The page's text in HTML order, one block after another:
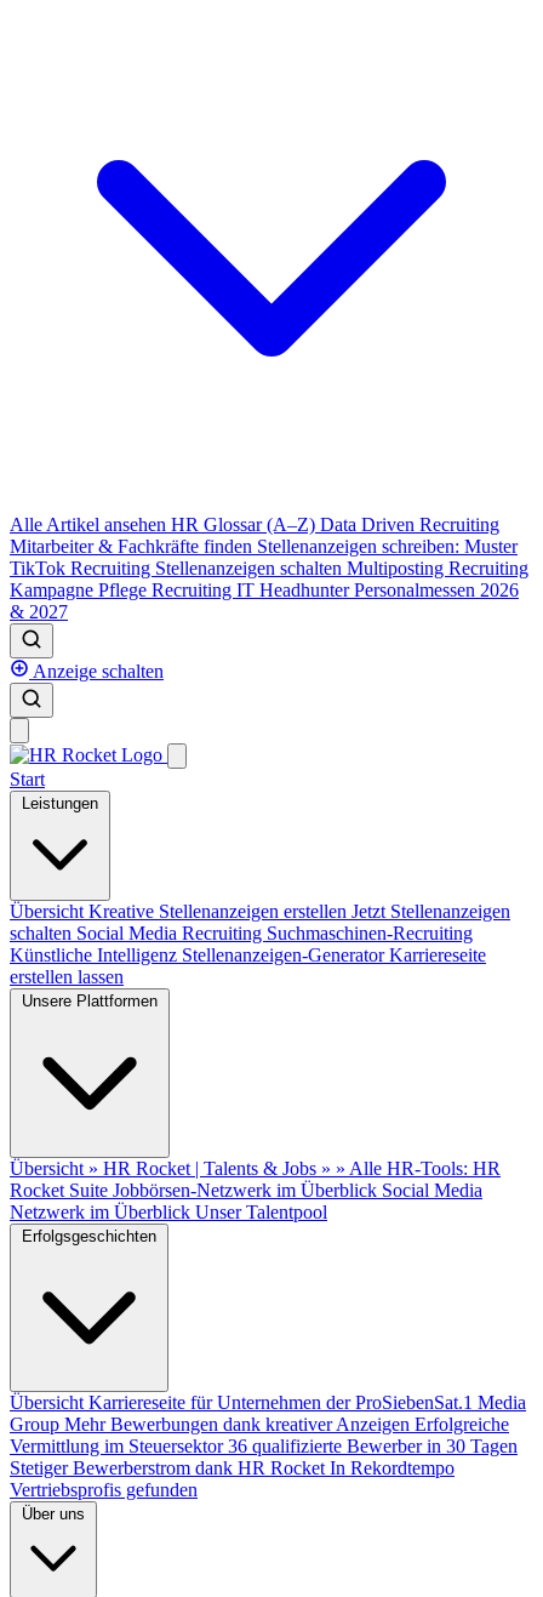
Alle Artikel ansehen HR Glossar (A–Z) Data Driven Recruiting
Mitarbeiter & Fachkräfte finden Stellenanzeigen schreiben: Muster
TikTok Recruiting Stellenanzeigen schalten Multiposting Recruiting
Kampagne Pflege Recruiting IT HeadhunterPersonalmessen 2026
& 2027
Anzeige schalten
Start
Übersicht Kreative Stellenanzeigen erstellen Jetzt Stellenanzeigen
schalten Social Media Recruiting Suchmaschinen-Recruiting
Künstliche Intelligenz Stellenanzeigen-GeneratorKarriereseite
erstellen lassen
Übersicht » HR Rocket | Talents & Jobs » » Alle HR-Tools: HR
Rocket Suite Jobbörsen-Netzwerk im Überblick Social Media
Netzwerk im Überblick Unser Talentpool
Übersicht Karriereseite für Unternehmen der ProSiebenSat.1 Media
Group Mehr Bewerbungen dank kreativer Anzeigen Erfolgreiche
Vermittlung im Steuersektor36 qualifizierte Bewerber in 30 Tagen
Stetiger Bewerberstrom dank HR Rocket In Rekordtempo
Vertriebsprofis gefunden